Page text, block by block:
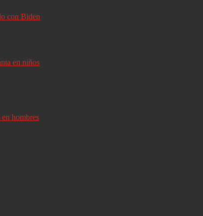
con Biden
en niños
hombres